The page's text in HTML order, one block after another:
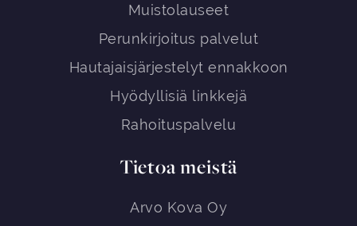
Muistolauseet
Perunkirjoitus palvelut
Hautajaisjärjestelyt ennakkoon
Hyödyllisiä linkkejä
Rahoituspalvelu
Tietoa meistä
Arvo Kova Oy